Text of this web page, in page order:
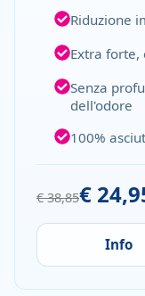
Riduzione
Extra
Senza
dell'odore
100%
€ 38,85€
Info